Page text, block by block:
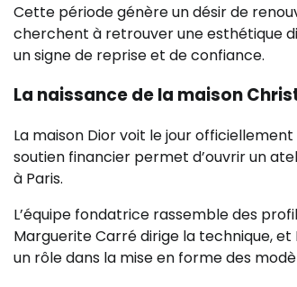
Cette période génère un désir de
cherchent à retrouver une esthétique
un signe de reprise et de confiance.
La naissance de la maison
La maison Dior voit le jour
soutien financier permet d’ouvrir un
à Paris.
L’équipe fondatrice rassemble des
Marguerite Carré dirige la technique,
un rôle dans la mise en forme des